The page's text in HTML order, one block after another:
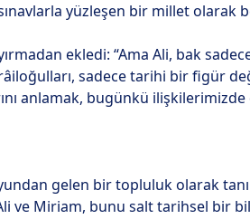
yüzleşen bir millet olarak
ekledi: “Ama Ali, bak
sadece tarihi bir figür
anlamak, bugünkü
gelen bir topluluk olarak
ve Miriam, bunu salt tarihsel bir